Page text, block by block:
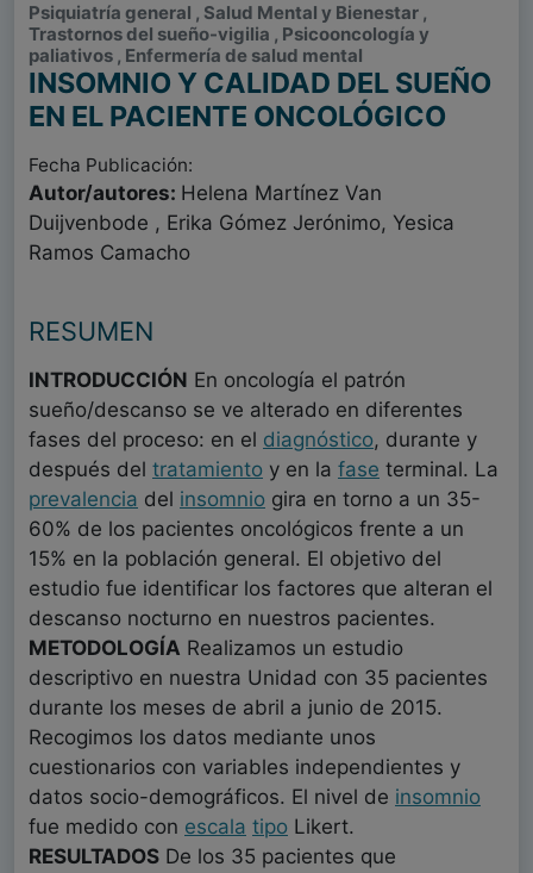
Psiquiatría general , Salud Mental y Bienestar ,
Trastornos del sueño-vigilia , Psicooncología y
paliativos , Enfermería de salud mental
INSOMNIO Y CALIDAD DEL SUEÑO
EN EL PACIENTE ONCOLÓGICO
Fecha Publicación:
Autor/autores: Helena Martínez Van
Duijvenbode , Erika Gómez Jerónimo, Yesica
Ramos Camacho
RESUMEN
INTRODUCCIÓN En oncología el patrón
sueño/descanso se ve alterado en diferentes
fases del proceso: en el diagnóstico, durante y
después del tratamiento y en la fase terminal. La
prevalencia del insomnio gira en torno a un 35-
60% de los pacientes oncológicos frente a un
15% en la población general. El objetivo del
estudio fue identificar los factores que alteran el
descanso nocturno en nuestros pacientes.
METODOLOGÍA Realizamos un estudio
descriptivo en nuestra Unidad con 35 pacientes
durante los meses de abril a junio de 2015.
Recogimos los datos mediante unos
cuestionarios con variables independientes y
datos socio-demográficos. El nivel de insomnio
fue medido con escala tipo Likert.
RESULTADOS De los 35 pacientes que